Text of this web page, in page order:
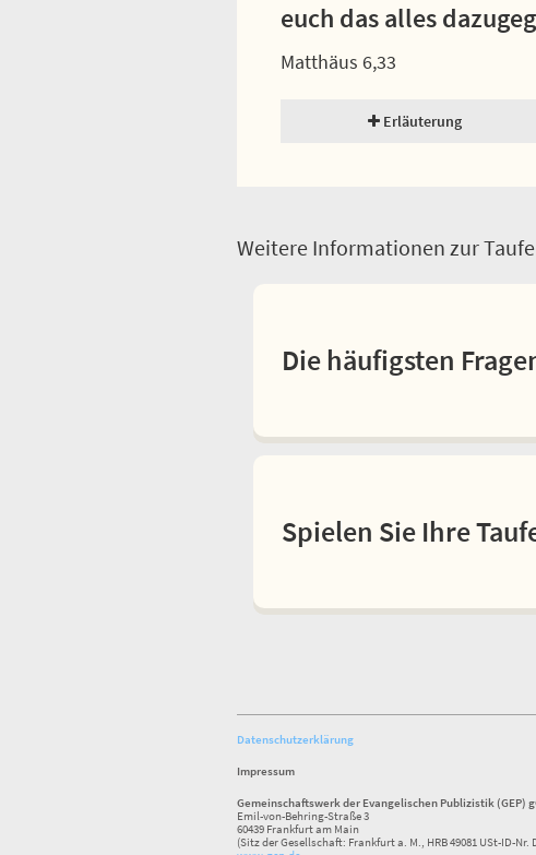
euch das alles
Matthäus 6,33
Erläuterung
Weitere Informationen zur
Die häufigsten
Spielen Sie Ihre
Datenschutzerklärung
Impressum
Gemeinschaftswerk der Evangelischen Publizistik (GEP)
Emil-von-Behring-Straße 3
60439 Frankfurt am Main
(Sitz der Gesellschaft: Frankfurt a. M., HRB 49081 USt-ID-Nr.